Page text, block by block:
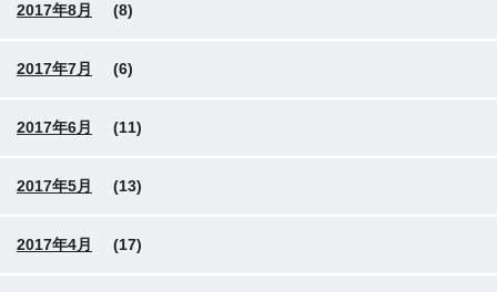
2017年8月 (8)
2017年7月 (6)
2017年6月 (11)
2017年5月 (13)
2017年4月 (17)